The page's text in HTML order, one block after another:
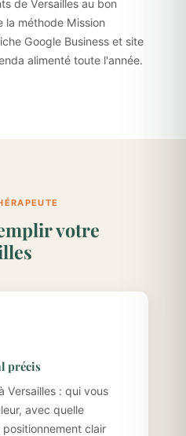
de Versailles au bon
méthode Mission
Google Business et site
alimenté toute l'année.
votre
précis
Versailles : qui vous
avec quelle
clair